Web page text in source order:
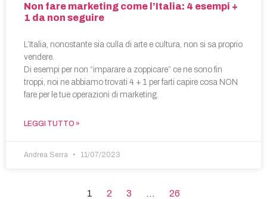
Non fare marketing come l’Italia: 4 esempi +
1 da non seguire
L’Italia, nonostante sia culla di arte e cultura, non si sa proprio
vendere.
Di esempi per non “imparare a zoppicare” ce ne sono fin
troppi, noi ne abbiamo trovati 4 + 1 per farti capire cosa NON
fare per le tue operazioni di marketing.
LEGGI TUTTO »
Andrea Serra 11/07/2023
1 2 3 … 26